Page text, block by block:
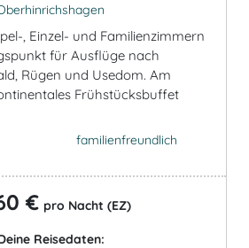
, Einzel- und Familienzimmern
für Ausflüge nach
Rügen und Usedom. Am
Frühstücksbuffet
familienfreundlich
€ pro Nacht (EZ)
Reisedaten: